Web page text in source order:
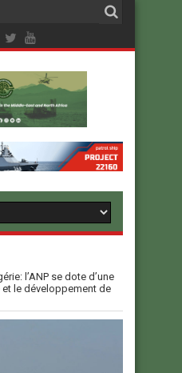
l’ANP se dote d’une
le développement de